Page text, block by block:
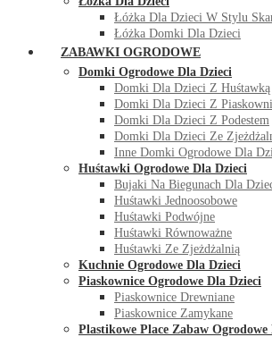
Łóżka Dla Dzieci W Stylu
Łóżka Domki Dla Dzieci
ZABAWKI OGRODOWE
Domki Ogrodowe Dla Dzieci
Domki Dla Dzieci Z Huśtawką
Domki Dla Dzieci Z
Domki Dla Dzieci Z Podestem
Domki Dla Dzieci Ze
Inne Domki Ogrodowe Dla
Huśtawki Ogrodowe Dla Dzieci
Bujaki Na Biegunach Dla
Huśtawki Jednoosobowe
Huśtawki Podwójne
Huśtawki Równoważne
Huśtawki Ze Zjeżdżalnią
Kuchnie Ogrodowe Dla Dzieci
Piaskownice Ogrodowe Dla Dzieci
Piaskownice Drewniane
Piaskownice Zamykane
Plastikowe Place Zabaw Ogrodowe